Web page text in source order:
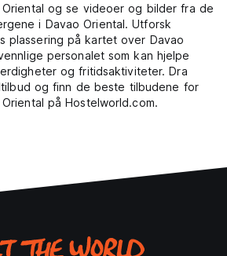
Oriental og se videoer og bilder fra de
i Davao Oriental. Utforsk
plassering på kartet over Davao
personalet som kan hjelpe
og fritidsaktiviteter. Dra
og finn de beste tilbudene for
på Hostelworld.com.